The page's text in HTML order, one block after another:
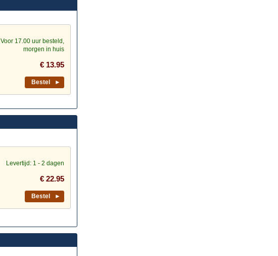
Voor 17.00 uur besteld,
morgen in huis
€ 13.95
Bestel ►
Levertijd: 1 - 2 dagen
€ 22.95
Bestel ►